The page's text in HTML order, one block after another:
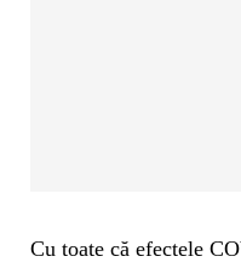
Cu toate că efectele